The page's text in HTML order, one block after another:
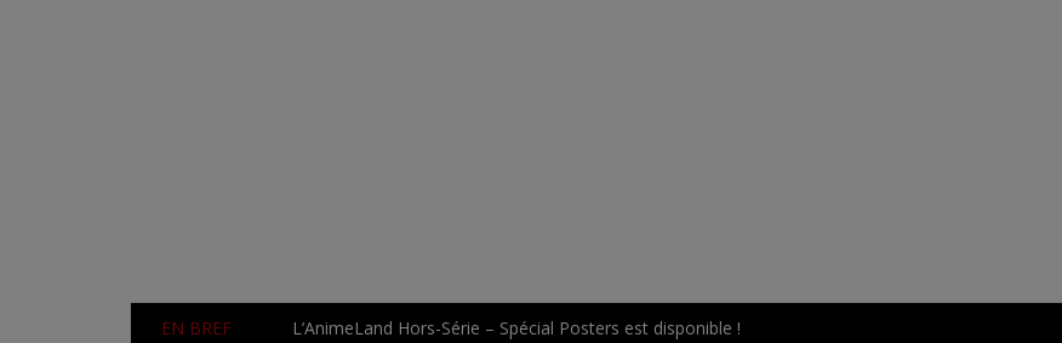
EN BREF L’AnimeLand Hors-Série – Spécial Posters est disponible !